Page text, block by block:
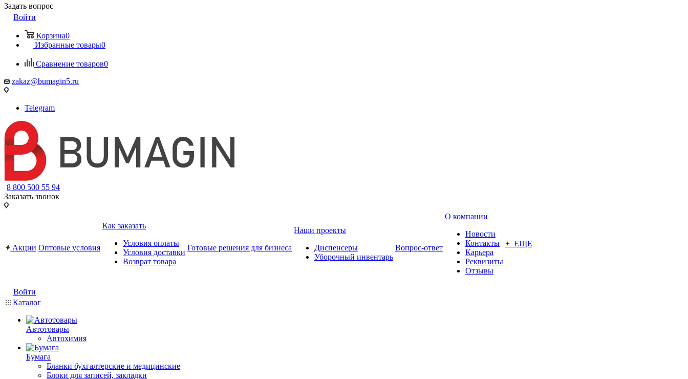
Задать вопрос
Войти
Корзина0
Избранные товары0
Сравнение товаров0
zakaz@bumagin5.ru
Telegram
8 800 500 55 94
Заказать звонок
Акции Оптовые условия
Как заказать
Условия оплаты
Условия доставки
Возврат товара
Готовые решения для бизнеса
Наши проекты
Диспенсеры
Уборочный инвентарь
Вопрос-ответ
О компании
Новости
Контакты
Карьера
Реквизиты
Отзывы
+ ЕЩЕ
Войти
Каталог
Автотовары
Автохимия
Бумага
Бланки бухгалтерские и медицинские
Блоки для записей, закладки